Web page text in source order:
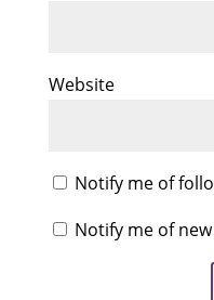
Website
Notify me of
Notify me of